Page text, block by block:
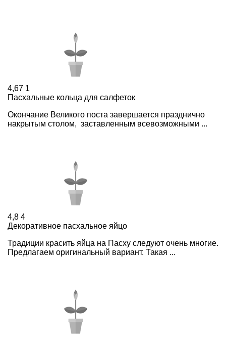
4,67 1
Пасхальные кольца для салфеток
Окончание Великого поста завершается празднично
накрытым столом, заставленным всевозможными ...
4,8 4
Декоративное пасхальное яйцо
Традиции красить яйца на Пасху следуют очень многие.
Предлагаем оригинальный вариант. Такая ...